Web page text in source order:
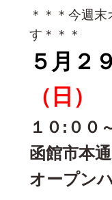
＊＊＊今週
す＊＊＊
５月２
（日）
１０:００
函館市本
オープン